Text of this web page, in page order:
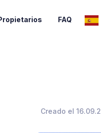
FAQ
Creado el